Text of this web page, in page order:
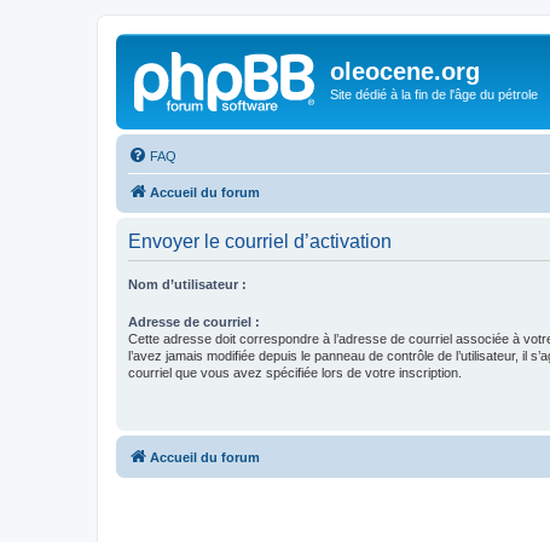
oleocene.org
Site dédié à la fin de l'âge du pétrole
FAQ
Accueil du forum
Envoyer le courriel d’activation
Nom d’utilisateur :
Adresse de courriel :
Cette adresse doit correspondre à l’adresse de courriel associée à
l’avez jamais modifiée depuis le panneau de contrôle de l’utilisateur, il
courriel que vous avez spécifiée lors de votre inscription.
Accueil du forum